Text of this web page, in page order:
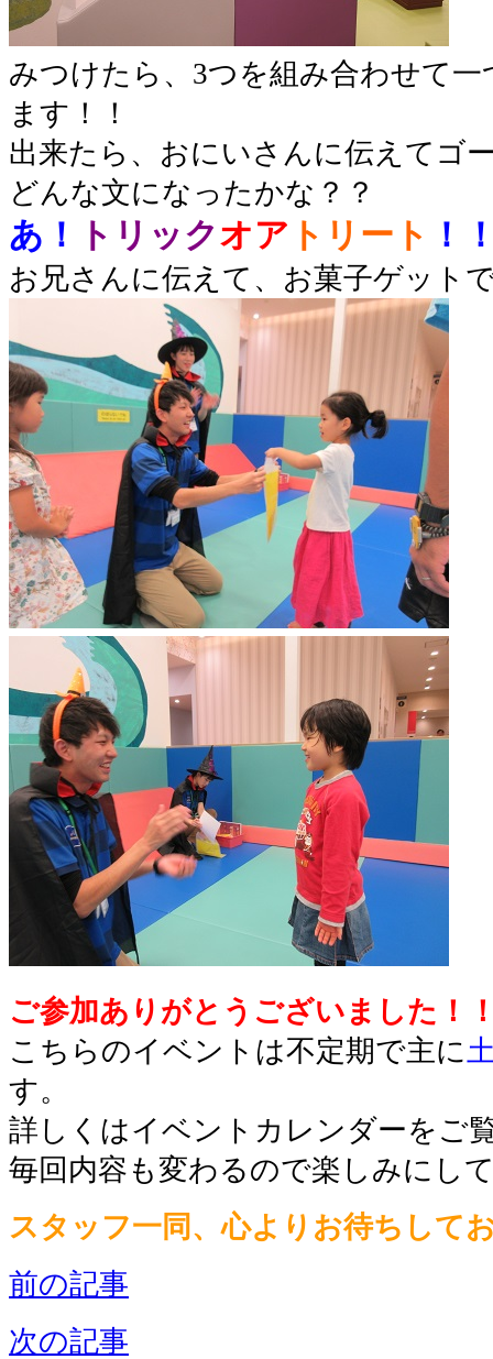
みつけたら、3つを組み合わせて
ます！！
出来たら、おにいさんに伝えてゴ
どんな文になったかな？？
あ！ トリックオア トリート ！
お兄さんに伝えて、お菓子ゲット
ご参加ありがとうございました！
こちらのイベントは不定期で主に
す。
詳しくはイベントカレンダーをご
毎回内容も変わるので楽しみにし
スタッフ一同、心よりお待ちして
前の記事
次の記事